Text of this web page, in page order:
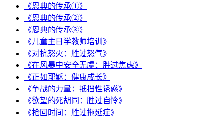
《恩典的传承①》
《恩典的传承②》
《恩典的传承③》
《儿童主日学教师培训》
《对抗怒火：胜过怒气》
《在风暴中安全无虞：胜过焦虑》
《正如耶稣：健康成长》
《争战的力量：抵挡性诱惑》
《欲望的死胡同：胜过自怜》
《抢回时间：胜过拖延症》